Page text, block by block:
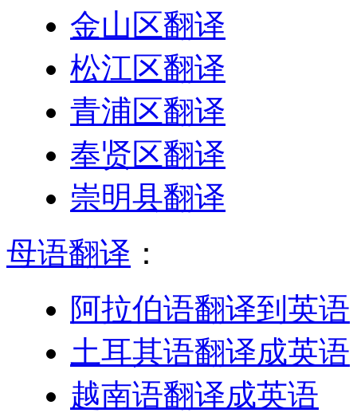
金山区翻译
松江区翻译
青浦区翻译
奉贤区翻译
崇明县翻译
母语翻译 ：
阿拉伯语翻译到英语
土耳其语翻译成英语
越南语翻译成英语